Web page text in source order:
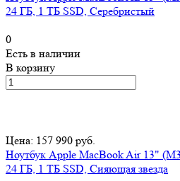
24 ГБ, 1 ТБ SSD, Серебристый
0
Есть в наличии
В корзину
Цена: 157 990 руб.
Ноутбук Apple MacBook Air 13"
24 ГБ, 1 ТБ SSD, Сияющая звезда